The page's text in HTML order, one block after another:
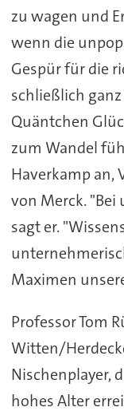
zu wagen und
wenn die
Gespür für die
schließlich
Quäntchen
zum Wandel
Haverkamp an,
von Merck. "Bei
sagt er.
Maximen
Professor Tom
Witten/
Nischenplayer,
hohes Alter